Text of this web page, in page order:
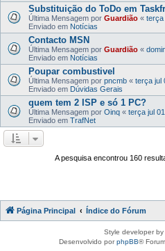
Substituição do ToDo em
Última Mensagem por Guardião « terça
Enviado em Notícias
Contacto MSN
Última Mensagem por Guardião «
Enviado em Notícias
Poupar combustivel
Última Mensagem por pncmb « terça jul
Enviado em Dúvidas Gerais
quem tem 2 ISP e só 1 PC?
Última Mensagem por Oinq « terça jul
Enviado em TrafNet
A pesquisa encontrou 160
Página Principal Índice do Fórum
Style developer by
Desenvolvido porphpBB®